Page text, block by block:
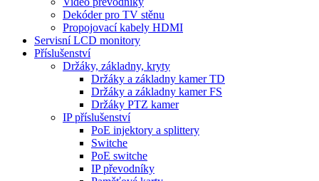
Dekóder pro TV stěnu
Propojovací kabely HDMI
Servisní LCD monitory
Příslušenství
Držáky, základny, kryty
Držáky a základny kamer TD
Držáky a základny kamer FS
Držáky PTZ kamer
IP příslušenství
PoE injektory a splittery
Switche
PoE switche
IP převodníky